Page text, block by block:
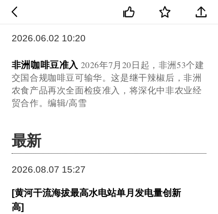
2026.06.02 10:20
非洲咖啡豆准入 2026年7月20日起，非洲53个建
交国合规咖啡豆可输华。这是继干辣椒后，非洲
农食产品再次全面检疫准入，将深化中非农业经
贸合作。编辑/高雪
最新
2026.08.07 15:27
[黄河干流海拔最高水电站单月发电量创新
高]